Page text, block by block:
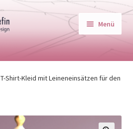
Menü
T-Shirt-Kleid mit Leineneinsätzen für den